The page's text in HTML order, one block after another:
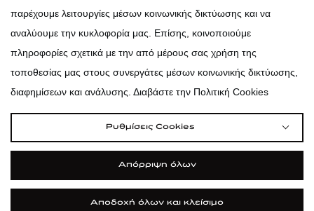
Πολιτική Cookies |
Προστασία Προσωπικών Δεδομένων
παρέχουμε λειτουργίες μέσων κοινωνικής δικτύωσης και να
αναλύουμε την κυκλοφορία μας. Επίσης, κοινοποιούμε
πληροφορίες σχετικά με την από μέρους σας χρήση της
τοποθεσίας μας στους συνεργάτες μέσων κοινωνικής δικτύωσης,
διαφημίσεων και ανάλυσης. Διαβάστε την Πολιτική Cookies
Ρυθμίσεις Cookies
Απόρριψη όλων
Αποδοχή όλων και κλείσιμο